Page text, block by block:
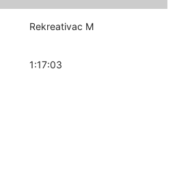
Rekreativac M
1:17:03